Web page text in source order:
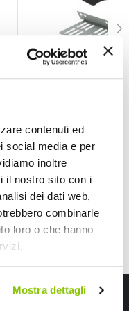
contenuti ed
social media e per
inoltre
il nostro sito con i
dei dati web,
combinarle
loro o che hanno
Mostra dettagli
Prezzo
speciale
89,65 € -36%
Speedup